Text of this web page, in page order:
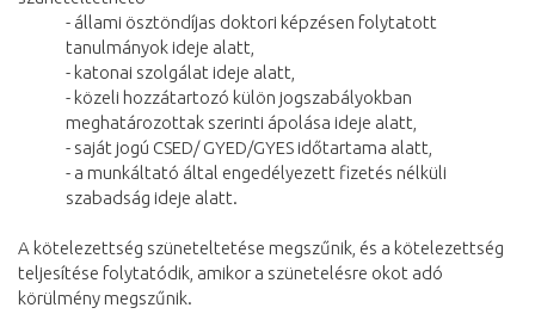
- állami ösztöndíjas doktori képzésen folytatott
tanulmányok ideje alatt,
- katonai szolgálat ideje alatt,
- közeli hozzátartozó külön jogszabályokban
meghatározottak szerinti ápolása ideje alatt,
- saját jogú CSED/ GYED/GYES időtartama alatt,
- a munkáltató által engedélyezett fizetés nélküli
szabadság ideje alatt.
A kötelezettség szüneteltetése megszűnik, és a kötelezettség
teljesítése folytatódik, amikor a szünetelésre okot adó
körülmény megszűnik.